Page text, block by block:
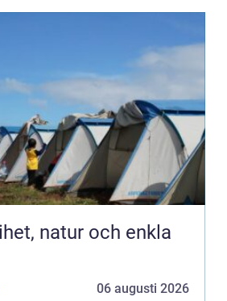
06 augusti 2026